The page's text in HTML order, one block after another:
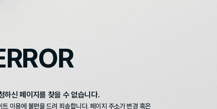
하신 페이지를 찾을 수 없습니다.
트 이용에 불편을 드려 죄송합니다. 페이지 주소가 변경 혹은